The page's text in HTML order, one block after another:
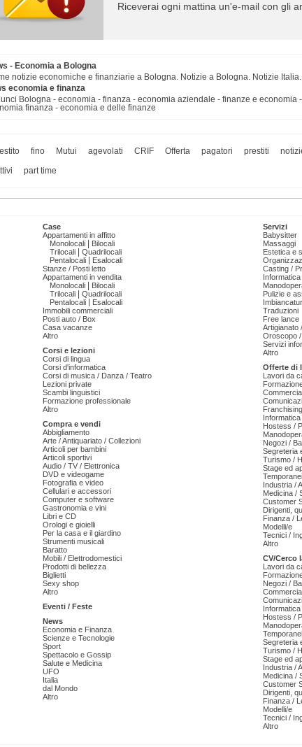
Riceverai ogni mattina un'e-mail con gli
- Economia a Bologna
notizie economiche e finanziarie a Bologna. Notizie a Bologna. Notizie Italia.
economia e finanza
Bologna - economia - finanza - economia aziendale - finanze e economia
finanza - economia e delle finanze
fino Mutui agevolati CRIF Offerta pagatori prestiti
part time
Case
Appartamenti in affitto
Monolocali
Bilocali
Trilocali
Quadrilocali
Pentalocali
Esalocali
Stanze / Posti letto
Appartamenti in vendita
Monolocali
Bilocali
Trilocali
Quadrilocali
Pentalocali
Esalocali
Immobili commerciali
Posti auto / Box
Casa vacanze
Altro
Corsi e lezioni
Corsi di lingua
Corsi d'informatica
Corsi di musica / Danza / Teatro
Lezioni private
Scambi linguistici
Formazione professionale
Altro
Compra e vendi
Abbigliamento
Arte / Antiquariato / Collezioni
Articoli per bambini
Articoli sportivi
Audio / TV / Elettronica
DVD e videogame
Fotografia e video
Cellulari e accessori
Computer e software
Gastronomia e vini
Libri e CD
Orologi e gioielli
Per la casa e il giardino
Strumenti musicali
Baratto
Mobili / Elettrodomestici
Prodotti di bellezza
Biglietti
Sexy shop
Altro
Eventi / Feste
News
Economia e Finanza
Scienze e Tecnologie
Sport
Spettacolo e Gossip
Salute e Medicina
UFO
Italia
dal Mondo
Altro
Servizi
Babysitter
Massaggi
Estetica e
Casting /
Informatica
Pulizie e
Traduzioni
Free lance
Artigianato
Oroscopo
Servizi
Altro
Offerte di
Lavori da
Franchising
Hostess /
Negozi /
Segreteria
Turismo /
Stage ed
Industria /
Medicina /
Customer
Dirigenti,
Finanza /
Modelli/e
Tecnici /
Altro
CV/Cerco
Lavori da
Negozi /
Hostess /
Segreteria
Turismo /
Stage ed
Industria /
Medicina /
Customer
Dirigenti,
Finanza /
Modelli/e
Tecnici /
Altro